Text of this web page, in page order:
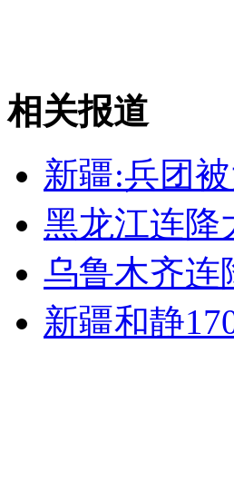
山西运城恶犬咬伤多人 警民
女孩北京地铁殴打老人 痛下
无痛分娩是否安全 医生回应
相关报道
新疆:兵团
黑龙江连降
乌鲁木齐连
新疆和静